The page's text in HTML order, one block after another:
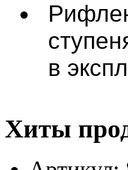
в
Хиты